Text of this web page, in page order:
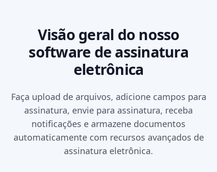
Visão geral do nosso
software de assinatura
eletrônica
Faça upload de arquivos, adicione campos para
assinatura, envie para assinatura, receba
notificações e armazene documentos
automaticamente com recursos avançados de
assinatura eletrônica.